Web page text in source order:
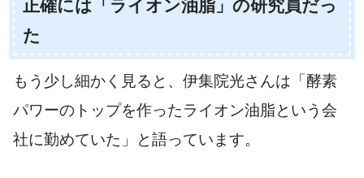
正確には「ライオン油脂」の研究員だっ
た
もう少し細かく見ると、伊集院光さんは「酵素
パワーのトップを作ったライオン油脂という会
社に勤めていた」と語っています。